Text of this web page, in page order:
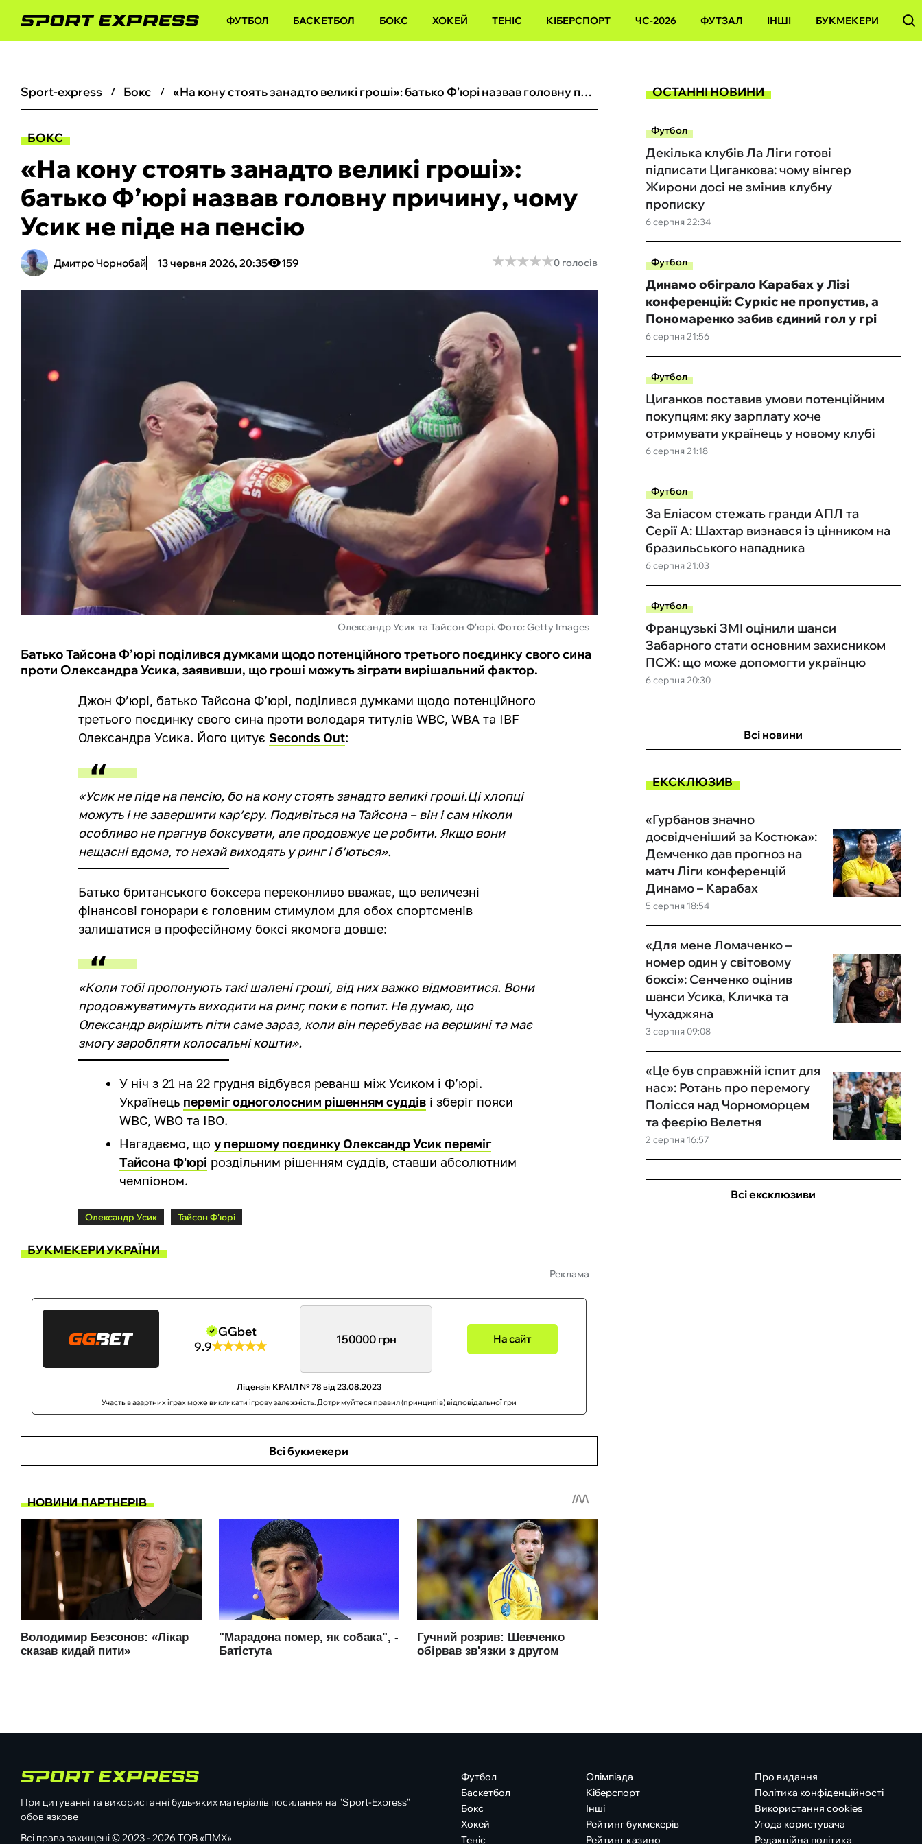
ФУТБОЛ БАСКЕТБОЛ БОКС ХОКЕЙ ТЕНІС КІБЕРСПОРТ ЧС-2026 ФУТЗАЛ ІНШІ БУКМЕКЕРИ
sport-express бокс «На кону стоять занадто великі гроші»: батько Ф’юрі назвав головну причину, чому Усик не піде на пенсію
БОКС
«На кону стоять занадто великі гроші»:
батько Ф’юрі назвав головну причину, чому
Усик не піде на пенсію
Дмитро Чорнобай 13 червня 2026, 20:35 159 ★★★★★
★★★★★0 голосів
Олександр Усик та Тайсон Ф'юрі. Фото: Getty Images
Батько Тайсона Ф’юрі поділився думками щодо потенційного третього поєдинку свого сина
проти Олександра Усика, заявивши, що гроші можуть зіграти вирішальний фактор.
Джон Ф’юрі, батько Тайсона Ф’юрі, поділився думками щодо потенційного
третього поєдинку свого сина проти володаря титулів WBC, WBA та IBF
Олександра Усика. Його цитуєSeconds Out:
«Усик не піде на пенсію, бо на кону стоять занадто великі гроші.Ці хлопці
можуть і не завершити кар’єру. Подивіться на Тайсона – він і сам ніколи
особливо не прагнув боксувати, але продовжує це робити. Якщо вони
нещасні вдома, то нехай виходять у ринг і б’ються».
Батько британського боксера переконливо вважає, що величезні
фінансові гонорари є головним стимулом для обох спортсменів
залишатися в професійному боксі якомога довше:
«Коли тобі пропонують такі шалені гроші, від них важко відмовитися. Вони
продовжуватимуть виходити на ринг, поки є попит. Не думаю, що
Олександр вирішить піти саме зараз, коли він перебуває на вершині та має
змогу заробляти колосальні кошти».
У ніч з 21 на 22 грудня відбувся реванш між Усиком і Ф’юрі.
Українець переміг одноголосним рішенням суддів і зберіг пояси
WBC, WBO та IBO.
Нагадаємо, щоу першому поєдинку Олександр Усик переміг
Тайсона Ф'юрі роздільним рішенням суддів, ставши абсолютним
чемпіоном.
Олександр Усик Тайсон Ф'юрі
БУКМЕКЕРИ УКРАЇНИ
Реклама
GGbet
9.9
150000 грн На сайт
Ліцензія КРАІЛ № 78 від 23.08.2023
Участь в азартних іграх може викликати ігрову залежність. Дотримуйтеся правил (принципів) відповідальної гри
Всі букмекери
ОСТАННІ НОВИНИ
Футбол
6 серпня 22:34
Декілька клубів Ла Ліги готові
підписати Циганкова: чому вінгер
Жирони досі не змінив клубну
прописку
Футбол
6 серпня 21:56
Динамо обіграло Карабах у Лізі
конференцій: Суркіс не пропустив, а
Пономаренко забив єдиний гол у грі
Футбол
6 серпня 21:18
Циганков поставив умови потенційним
покупцям: яку зарплату хоче
отримувати українець у новому клубі
Футбол
6 серпня 21:03
За Еліасом стежать гранди АПЛ та
Серії А: Шахтар визнався із цінником на
бразильського нападника
Футбол
6 серпня 20:30
Французькі ЗМІ оцінили шанси
Забарного стати основним захисником
ПСЖ: що може допомогти українцю
Всі новини
ЕКСКЛЮЗИВ
5 серпня 18:54
«Гурбанов значно
досвідченіший за Костюка»:
Демченко дав прогноз на
матч Ліги конференцій
Динамо – Карабах
3 серпня 09:08
«Для мене Ломаченко –
номер один у світовому
боксі»: Сенченко оцінив
шанси Усика, Кличка та
Чухаджяна
2 серпня 16:57
«Це був справжній іспит для
нас»: Ротань про перемогу
Полісся над Чорноморцем
та феєрію Велетня
Всі ексклюзиви
При цитуванні та використанні будь-яких матеріалів посилання на "Sport-Express"
обов'язкове
Всі права захищені © 2023 - 2026 ТОВ «ПМХ»
Футбол
Баскетбол
Бокс
Хокей
Теніс
Олімпіада
Кіберспорт
Інші
Рейтинг букмекерів
Рейтинг казино
Про видання
Політика конфіденційності
Використання cookies
Угода користувача
Редакційна політика